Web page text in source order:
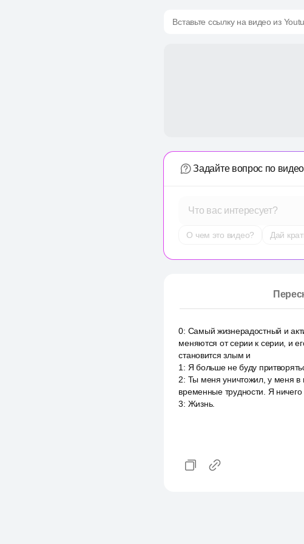
Вставьте ссылку на видео из
Задайте вопрос по видео
Что вас интересует?
О чем это видео? Дай
0: Самый жизнерадостный и
меняются от серии к серии, и
становится злым и
1 : Я больше не буду
2: Ты меня уничтожил, у меня в
временные трудности. Я ничего
3: Жизнь.